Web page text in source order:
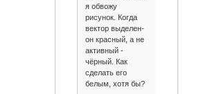
я обвожу
рисунок. Когда
вектор выделен-
он красный, а не
активный -
чёрный. Как
сделать его
белым, хотя бы?